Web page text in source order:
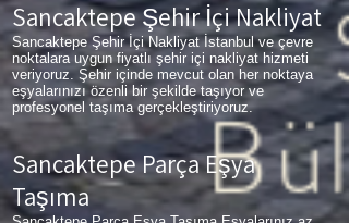
Sancaktepe Şehir İçi Nakliyat
Sancaktepe Şehir İçi Nakliyat İstanbul ve çevre
noktalara uygun fiyatlı şehir içi nakliyat hizmeti
veriyoruz. Şehir içinde mevcut olan her noktaya
eşyalarınızı özenli bir şekilde taşıyor ve
profesyonel taşıma gerçekleştiriyoruz.
Sancaktepe Parça Eşya
Taşıma